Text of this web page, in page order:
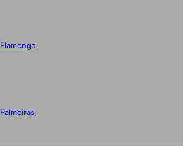
Flamengo
Palmeiras